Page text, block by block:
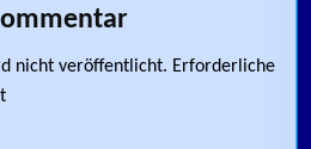
nicht veröffentlicht. Erforderliche